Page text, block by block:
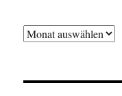
Archiv